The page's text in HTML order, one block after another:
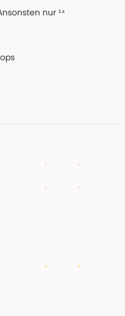
nur ¹⁴